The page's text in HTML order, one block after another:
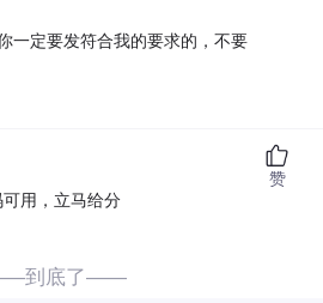
一定要发符合我的要求的，不要
用，立马给分
赞
到底了——